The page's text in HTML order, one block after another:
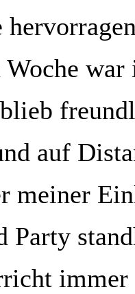
Woche
auf
meiner
Party